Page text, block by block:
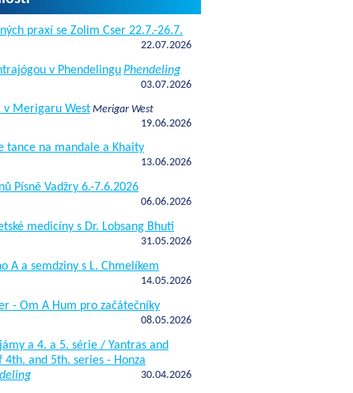
praxí se Zolim Cser 22.7.-26.7.
22.07.2026
v PhendelinguPhendeling
03.07.2026
v Merigaru WestMerigar West
19.06.2026
tance na mandale a Khaity
13.06.2026
Písně Vadžry 6.-7.6.2026
06.06.2026
medicíny s Dr. Lobsang Bhuti
31.05.2026
A a semdziny s L. Chmelíkem
14.05.2026
- Om A Hum pro začátečníky
08.05.2026
a 4. a 5. série / Yantras and
4th. and 5th. series - Honza
30.04.2026